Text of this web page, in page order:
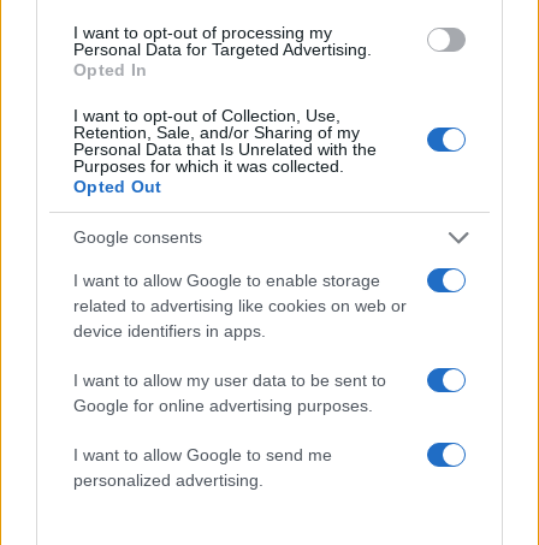
I want to opt-out of processing my
Personal Data for Targeted Advertising.
Opted In
I want to opt-out of Collection, Use,
Retention, Sale, and/or Sharing of my
Personal Data that Is Unrelated with the
Purposes for which it was collected.
Opted Out
Google consents
I want to allow Google to enable storage
related to advertising like cookies on web or
device identifiers in apps.
I want to allow my user data to be sent to
Google for online advertising purposes.
I want to allow Google to send me
personalized advertising.
Ακολουθήστε το Νewsit.gr στο
τελευταία νέατης ημέρας
Πιο δημοφιλή
Κωνσταντίνος Αργυρός και Αλεξάνδρα
με τα δύο παιδιά τους
Ελίζαμπεθ Ελέτσι και Νεκτάριος Λεμονίδης
πάρουν την ευχή για τον γιο τους
Ηφαίστειο Σαντορίνης: Ένας 15χρονος που